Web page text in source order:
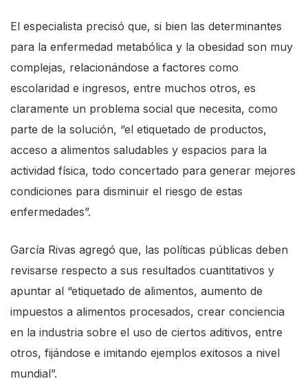
El especialista precisó que, si bien las determinantes
para la enfermedad metabólica y la obesidad son muy
complejas, relacionándose a factores como
escolaridad e ingresos, entre muchos otros, es
claramente un problema social que necesita, como
parte de la solución, “el etiquetado de productos,
acceso a alimentos saludables y espacios para la
actividad física, todo concertado para generar mejores
condiciones para disminuir el riesgo de estas
enfermedades”.
García Rivas agregó que, las políticas públicas deben
revisarse respecto a sus resultados cuantitativos y
apuntar al “etiquetado de alimentos, aumento de
impuestos a alimentos procesados, crear conciencia
en la industria sobre el uso de ciertos aditivos, entre
otros, fijándose e imitando ejemplos exitosos a nivel
mundial”.